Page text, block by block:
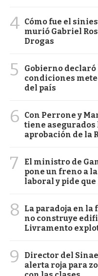
4 Cómo fue el
murió Gabriel
Drogas
5
Gobierno
condiciones
del país
6
Con Perrone y
tiene asegurados
aprobación de la
7
El ministro de
pone un freno a
laboral y pide que
8
La paradoja en
no construye
Livramento
9
Director del
alerta roja para